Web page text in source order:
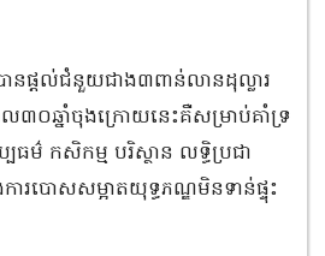
ានផ្តល់ជំនួយជាង៣ពាន់លានដុល្លារ
ល៣០ឆ្នាំចុងក្រោយនេះគឺសម្រាប់គាំទ្រ
ម៌ កសិកម្ម បរិស្ថាន លទ្ធិប្រជា
របោសសម្អាតយុទ្ធភណ្ឌមិនទាន់ផ្ទុះ